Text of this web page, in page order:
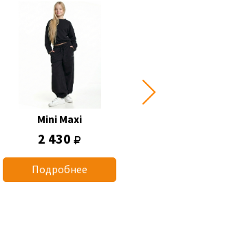
Mini Maxi
2 430
Подробнее